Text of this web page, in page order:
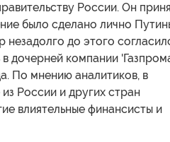
России. Он
было сделано лично
до этого
дочерней компании
По мнению аналитиков, в
России и других стран
влиятельные финансисты и